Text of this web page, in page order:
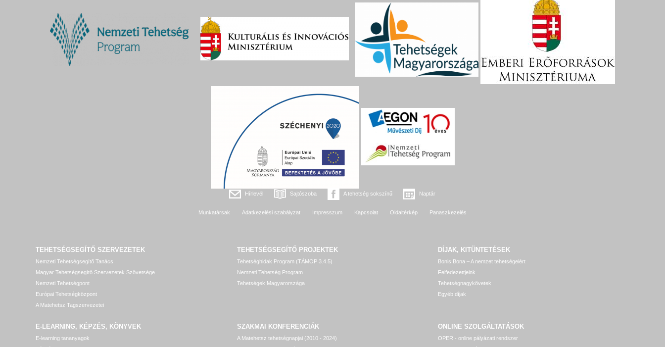
Hírlevél Sajtószoba A tehetség sokszínű Naptár
Munkatársak Adatkezelési szabályzat Impresszum Kapcsolat Oldaltérkép Panaszkezelés
TEHETSÉGSEGÍTŐ SZERVEZETEK
Nemzeti Tehetségsegítő Tanács
Magyar Tehetségsegítő Szervezetek Szövetsége
Nemzeti Tehetségpont
Európai Tehetségközpont
A Matehetsz Tagszervezetei
TEHETSÉGSEGÍTŐ PROJEKTEK
Tehetséghidak Program (TÁMOP 3.4.5)
Nemzeti Tehetség Program
Tehetségek Magyarországa
DÍJAK, KITÜNTETÉSEK
Bonis Bona – A nemzet tehetségeiért
Felfedezettjeink
Tehetségnagykövetek
Egyéb díjak
E-LEARNING, KÉPZÉS, KÖNYVEK
E-learning tananyagok
SZAKMAI KONFERENCIÁK
A Matehetsz tehetségnapjai (2010 - 2024)
ONLINE SZOLGÁLTATÁSOK
OPER - online pályázati rendszer